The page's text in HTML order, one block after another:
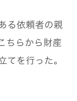
る依頼者の親
ちらから財産
てを行った。